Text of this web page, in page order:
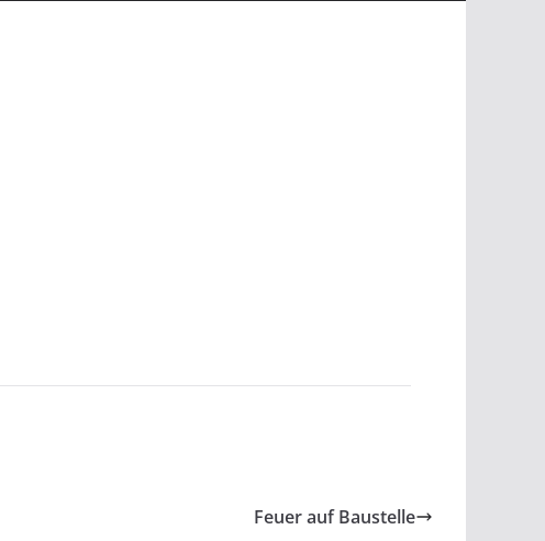
Feuer auf Baustelle